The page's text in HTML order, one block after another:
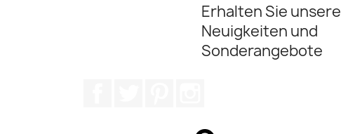
Erhalten Sie unsere
Neuigkeiten und
Sonderangebote